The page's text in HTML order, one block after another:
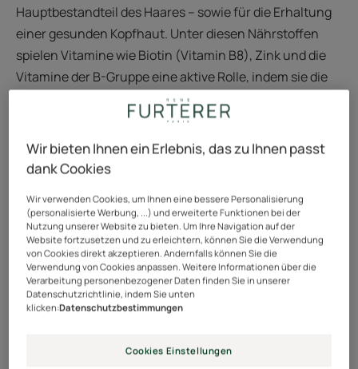
Hauptbestandteil des Haares – sowie für die Erhaltung
einer gesunden Kopfhaut. Unter diesen Nährstoffen
spielen Vitamine wie Biotin (Vitamin B8), Zink und die
Vitamine der B-Gruppe eine aktive Rolle, indem sie die
Zellregeneration und die Bildung der Haarfaser
Das hauseigene K85-Keratin von René Furterer wirkt
von der Wurzel bis in die Spitzen. Es trägt dazu bei, die
Haarfaser zu stärken und gleichzeitig das Wachstum
anzuregen. Durch die Kombination einer
abwechslungsreichen Ernährung mit gezielten
Nahrungsergänzungsmitteln geben Sie Ihrem Haar die
notwendigen Ressourcen, um von innen heraus stärker
und schneller zu wachsen.
Wussten Sie schon? Proteine stehen im Zentrum
Wir bieten Ihnen ein Erlebnis, das zu Ihnen passt
dank Cookies
Wir verwenden Cookies, um Ihnen eine bessere Personalisierung
(personalisierte Werbung, ...) und erweiterte Funktionen bei der
Nutzung unserer Website zu bieten. Um Ihre Navigation auf der
Website fortzusetzen und zu erleichtern, können Sie die Verwendung
von Cookies direkt akzeptieren. Andernfalls können Sie die
Verwendung von Cookies anpassen. Weitere Informationen über die
Verarbeitung personenbezogener Daten finden Sie in unserer
Datenschutzrichtlinie, indem Sie unten
klicken:Datenschutzbestimmungen
Cookies Einstellungen